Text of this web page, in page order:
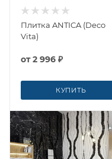
Плитка ANTICA (Deco
Vita)
от2 996 ₽
КУПИТЬ